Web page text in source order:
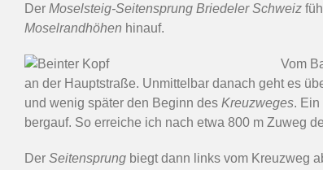
Der Moselsteig-Seitensprung Briedeler Schweiz
Moselrandhöhen hinauf.
Vom
an der Hauptstraße. Unmittelbar danach geht es
und wenig später den Beginn des Kreuzweges. Ein
bergauf. So erreiche ich nach etwa 800 m Zuweg
Der Seitensprung biegt dann links vom Kreuzweg